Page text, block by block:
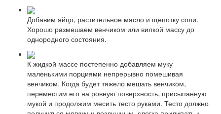
Добавим яйцо, растительное масло и щепотку соли.
Хорошо размешаем венчиком или вилкой массу до
однородного состояния.
К жидкой массе постепенно добавляем муку
маленькими порциями непрерывно помешивая
венчиком. Когда будет тяжело мешать венчиком,
переместим его на ровную поверхность, присыпанную
мукой и продолжим месить тесто руками. Тесто должно